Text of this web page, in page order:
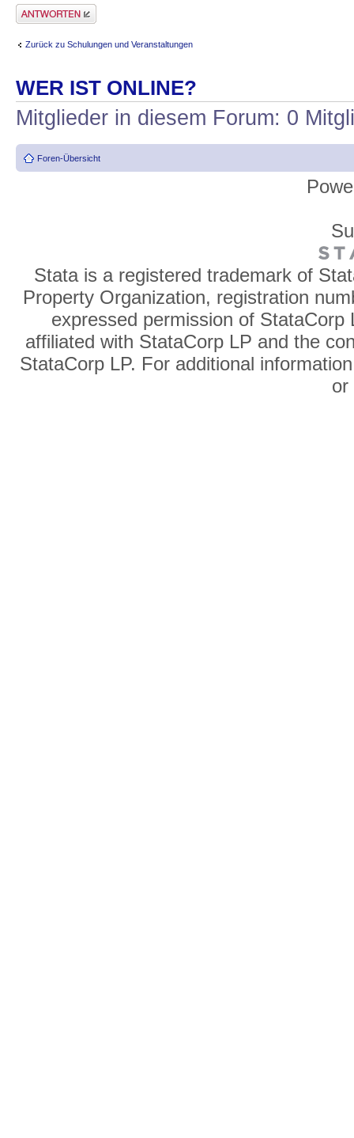
Antwort erstellen
Zurück zu Schulungen und Veranstaltungen
WER IST ONLINE?
Mitglieder in diesem Forum: 0
Foren-Übersicht
Stata is a registered trademark of
Property Organization, registration
expressed permission of
affiliated with StataCorp LP and the
StataCorp LP. For additional
or